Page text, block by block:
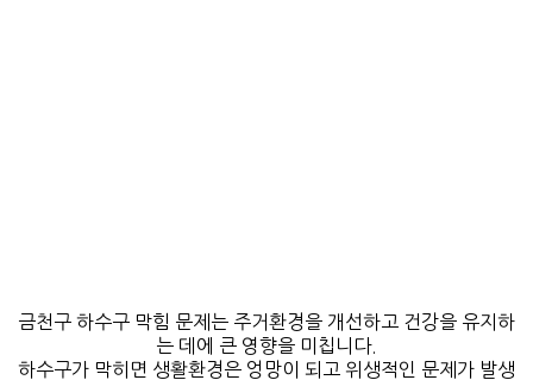
금천구 하수구 막힘 문제는 주거환경을 개선하고 건강을 유지하
는 데에 큰 영향을 미칩니다.
하수구가 막히면 생활환경은 엉망이 되고 위생적인 문제가 발생